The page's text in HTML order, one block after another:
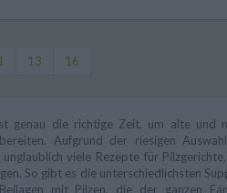
13 16
genau die richtige Zeit, um alte und
Aufgrund der riesigen
viele Rezepte für
So gibt es die unterschiedlichsten
mit Pilzen, die der ganzen